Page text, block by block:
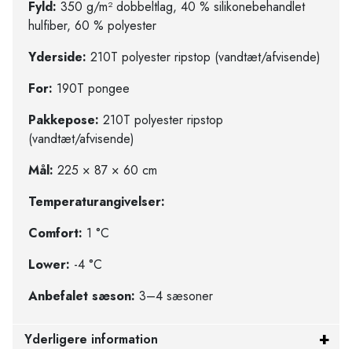
Fyld: 350 g/m² dobbeltlag, 40 % silikonebehandlet
hulfiber, 60 % polyester
Yderside: 210T polyester ripstop (vandtæt/afvisende)
For: 190T pongee
Pakkepose: 210T polyester ripstop
(vandtæt/afvisende)
Mål: 225 × 87 × 60 cm
Temperaturangivelser:
Comfort: 1 °C
Lower: -4 °C
Anbefalet sæson: 3–4 sæsoner
Yderligere information